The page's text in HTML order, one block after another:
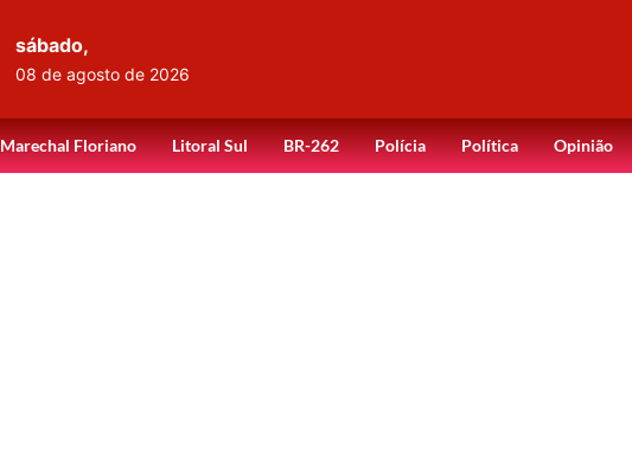
sábado,
08 de agosto de 2026
Marechal Floriano Litoral Sul BR-262 Polícia Política Opinião